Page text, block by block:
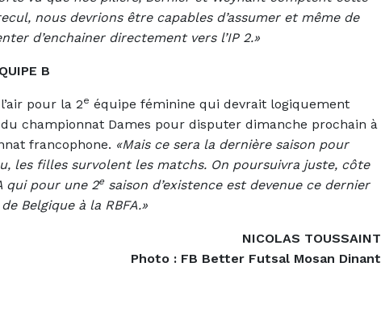
nous devrions être capables d’assumer et même de
d’enchainer directement vers l’IP 2.»
B
pour la 2e équipe féminine qui devrait logiquement
championnat Dames pour disputer dimanche prochain à
francophone. «Mais ce sera la dernière saison pour
les filles survolent les matchs. On poursuivra juste, côte
qui pour une 2esaison d’existence est devenue ce dernier
Belgique à la RBFA.»
NICOLAS TOUSSAINT
Photo : FB Better Futsal Mosan Dinant